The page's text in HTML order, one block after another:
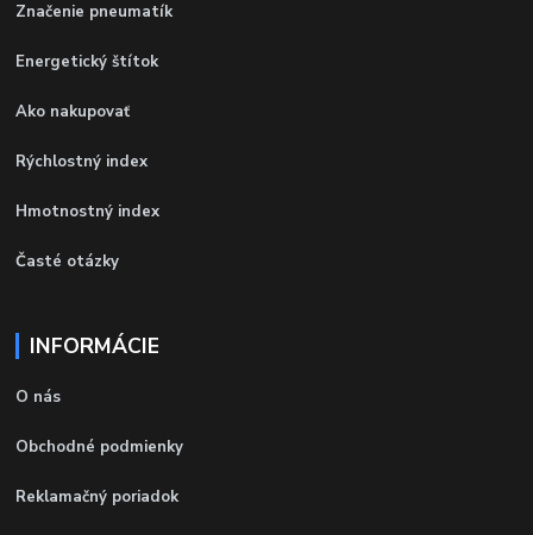
Značenie pneumatík
Energetický štítok
Ako nakupovať
Rýchlostný index
Hmotnostný index
Časté otázky
INFORMÁCIE
O nás
Obchodné podmienky
Reklamačný poriadok